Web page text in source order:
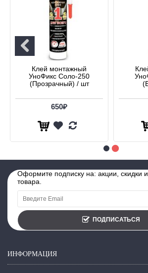
Клей монтажный
УноФикс Соло-250
(Прозрачный) / шт
650₽
Оформите подписку на: акции, скидки
товара.
ПОДПИСАТЬСЯ
ИНФОРМАЦИЯ